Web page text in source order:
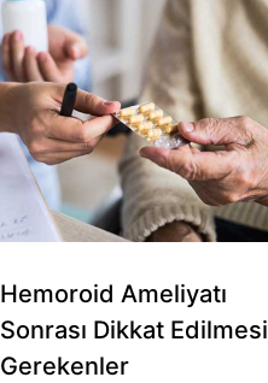
Hemoroid Ameliyatı
Sonrası Dikkat Edilmesi
Gerekenler